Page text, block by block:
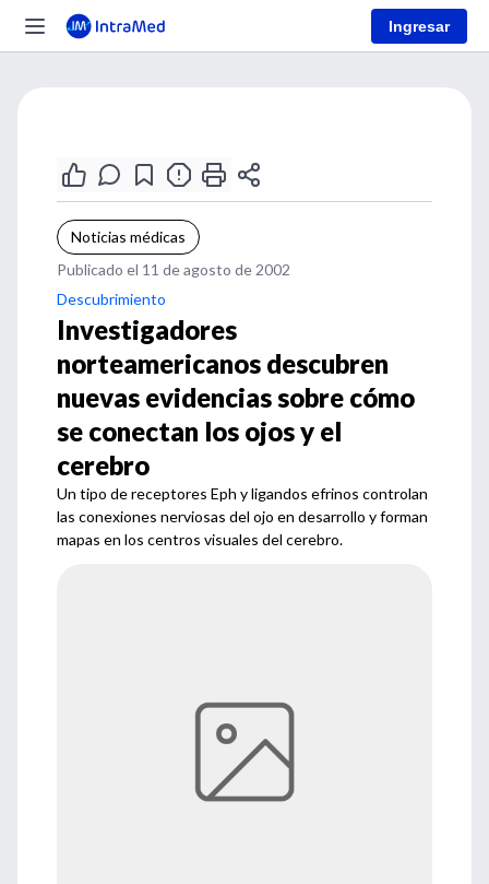
Ingresar
Noticias médicas
Publicado el 11 de agosto de 2002
Descubrimiento
Investigadores
norteamericanos descubren
nuevas evidencias sobre cómo
se conectan los ojos y el
cerebro
Un tipo de receptores Eph y ligandos efrinos controlan
las conexiones nerviosas del ojo en desarrollo y forman
mapas en los centros visuales del cerebro.